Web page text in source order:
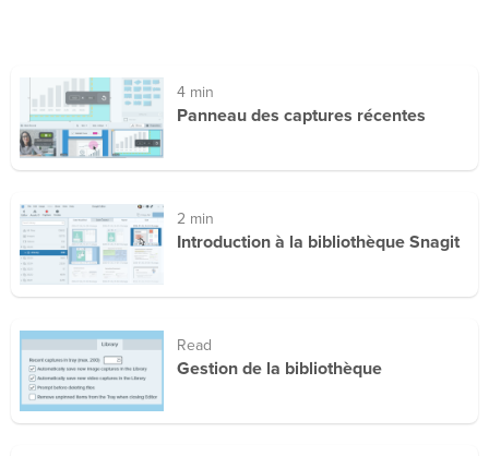
4 min
Panneau des captures récentes
2 min
Introduction à la bibliothèque Snagit
Read
Gestion de la bibliothèque